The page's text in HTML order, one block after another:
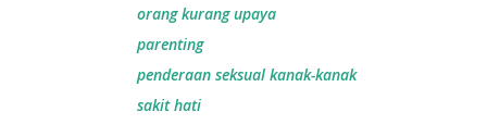
orang kurang upaya
parenting
penderaan seksual kanak-kanak
sakit hati